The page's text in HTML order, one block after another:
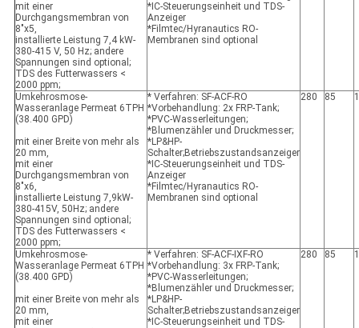
mit einer
Durchgangsmembran von
8"x5,
installierte Leistung 7,4 kW-
380-415 V, 50 Hz; andere
Spannungen sind optional;
TDS des Futterwassers <
2000 ppm;
*IC-Steuerungseinheit und TDS-
Anzeiger
*Filmtec/Hyranautics RO-
Membranen sind optional
Umkehrosmose-
Wasseranlage Permeat 6TPH
(38.400 GPD)
mit einer Breite von mehr als
20 mm,
mit einer
Durchgangsmembran von
8"x6,
installierte Leistung 7,9kW-
380-415V, 50Hz; andere
Spannungen sind optional;
TDS des Futterwassers <
2000 ppm;
* Verfahren: SF-ACF-RO
*Vorbehandlung: 2x FRP-Tank;
*PVC-Wasserleitungen;
*Blumenzähler und Druckmesser;
*LP&HP-
Schalter;Betriebszustandsanzeiger
*IC-Steuerungseinheit und TDS-
Anzeiger
*Filmtec/Hyranautics RO-
Membranen sind optional
280 85
Umkehrosmose-
Wasseranlage Permeat 6TPH
(38.400 GPD)
mit einer Breite von mehr als
20 mm,
mit einer
* Verfahren: SF-ACF-IXF-RO
*Vorbehandlung: 3x FRP-Tank;
*PVC-Wasserleitungen;
*Blumenzähler und Druckmesser;
*LP&HP-
Schalter;Betriebszustandsanzeiger
*IC-Steuerungseinheit und TDS-
280 85